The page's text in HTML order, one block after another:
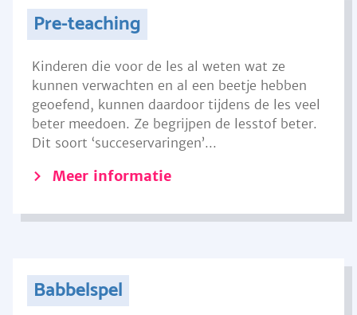
Pre-teaching
Kinderen die voor de les al weten wat ze
kunnen verwachten en al een beetje hebben
geoefend, kunnen daardoor tijdens de les veel
beter meedoen. Ze begrijpen de lesstof beter.
Dit soort ‘succeservaringen’...
Meer informatie
Babbelspel